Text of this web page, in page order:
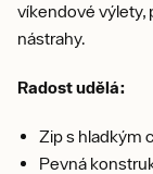
víkendové výlety,
nástrahy.
Radost udělá:
Zip s hladkým
Pevná